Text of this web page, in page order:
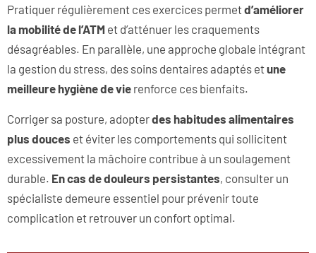
Pratiquer régulièrement ces exercices permetd’améliorer
la mobilité de l’ATM et d’atténuer les craquements
désagréables. En parallèle, une approche globale intégrant
la gestion du stress, des soins dentaires adaptés etune
meilleure hygiène de vie renforce ces bienfaits.
Corriger sa posture, adopterdes habitudes alimentaires
plus douces et éviter les comportements qui sollicitent
excessivement la mâchoire contribue à un soulagement
durable. En cas de douleurs persistantes, consulter un
spécialiste demeure essentiel pour prévenir toute
complication et retrouver un confort optimal.